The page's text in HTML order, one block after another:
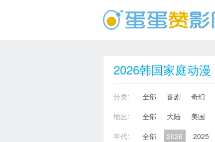
2026韩国家庭动漫
分类: 全部 喜剧 奇幻
地区:
全部 大陆 美国
年代:
全部 2026 2025